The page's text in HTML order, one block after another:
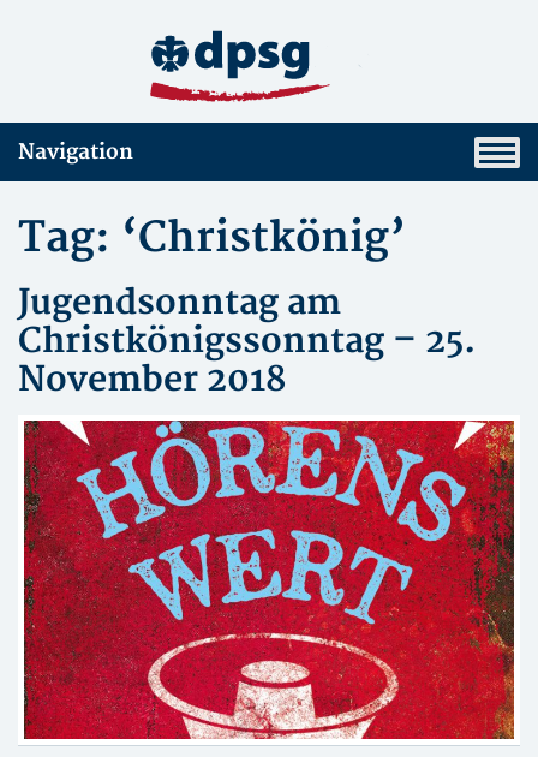
Navigation
Tag: ‘Christkönig’
Jugendsonntag am
Christkönigssonntag – 25.
November 2018